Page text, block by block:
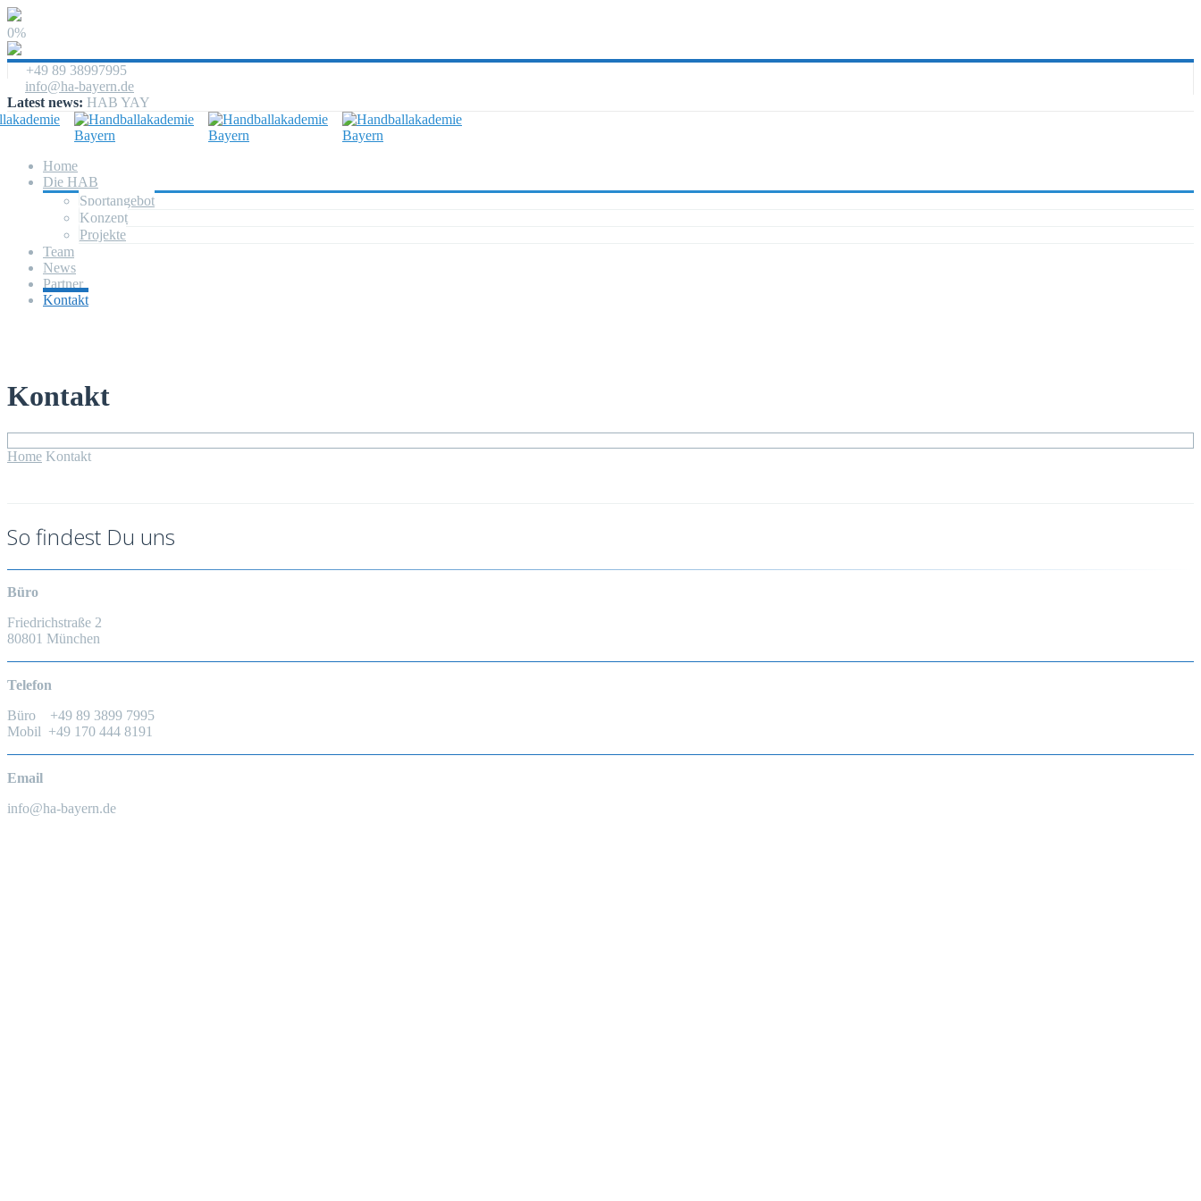
0%
+49 89 38997995
info@ha-bayern.de
Latest news: HAB YAY
Home
Die HAB
Sportangebot
Konzept
Projekte
Team
News
Partner
Kontakt
Kontakt
Home Kontakt
So findest Du uns
Büro
Friedrichstraße 2
80801 München
Telefon
Büro +49 89 3899 7995
Mobil +49 170 444 8191
Email
info@ha-bayern.de